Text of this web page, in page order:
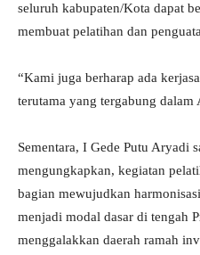
seluruh kabupaten/Kota dapat
membuat pelatihan dan
“Kami juga berharap ada
terutama yang tergabung dalam
Sementara, I Gede Putu Aryadi
mengungkapkan, kegiatan
bagian mewujudkan
menjadi modal dasar di tengah
menggalakkan daerah ramah